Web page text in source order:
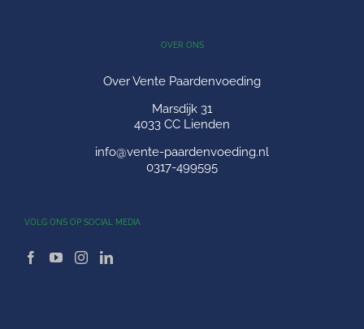
OVER ONS
Over Vente Paardenvoeding
Marsdijk 31
4033 CC Lienden
info@vente-paardenvoeding.nl
0317-499595
VOLG ONS OP SOCIAL MEDIA